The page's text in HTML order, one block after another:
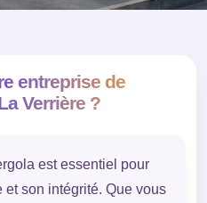
entreprise de
Verrière ?
est essentiel pour
et son intégrité. Que vous